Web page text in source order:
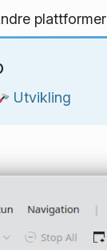
plattformer
Utvikling